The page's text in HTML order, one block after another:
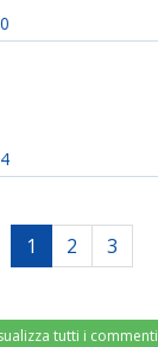
1 2 3
tutti i commenti